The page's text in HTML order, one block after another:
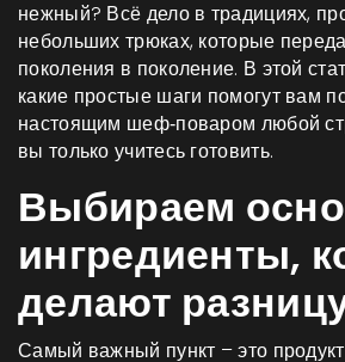
нежный? Всё дело в традициях,
небольших трюках, которые
поколения в поколение. В этой
какие простые шаги помогут вам
настоящим шеф‑поваром любой
вы только учитесь готовить.
Выбираем
ингредиенты,
делают
Самый важный пункт – это